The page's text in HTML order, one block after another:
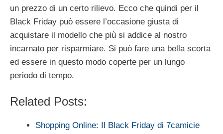
un prezzo di un certo rilievo. Ecco che quindi per il
Black Friday può essere l’occasione giusta di
acquistare il modello che più si addice al nostro
incarnato per risparmiare. Si può fare una bella scorta
ed essere in questo modo coperte per un lungo
periodo di tempo.
Related Posts:
Shopping Online: Il Black Friday di 7camicie